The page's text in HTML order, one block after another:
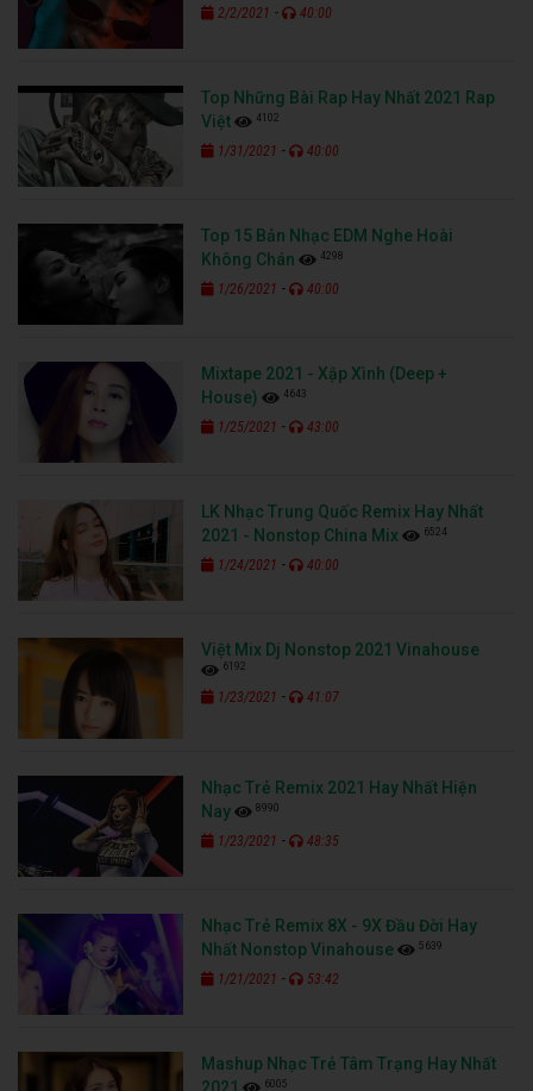
2/2/2021 - 40:00
Top Những Bài Rap Hay Nhất 2021 Rap
Việt
4102
1/31/2021 - 40:00
Top 15 Bản Nhạc EDM Nghe Hoài
Không Chán
4298
1/26/2021 - 40:00
Mixtape 2021 - Xập Xình (Deep +
House)
4643
1/25/2021 - 43:00
LK Nhạc Trung Quốc Remix Hay Nhất
2021 - Nonstop China Mix
6524
1/24/2021 - 40:00
Việt Mix Dj Nonstop 2021 Vinahouse
6192
1/23/2021 - 41:07
Nhạc Trẻ Remix 2021 Hay Nhất Hiện
Nay
8990
1/23/2021 - 48:35
Nhạc Trẻ Remix 8X - 9X Đầu Đời Hay
Nhất Nonstop Vinahouse
5639
1/21/2021 - 53:42
Mashup Nhạc Trẻ Tâm Trạng Hay Nhất
6005